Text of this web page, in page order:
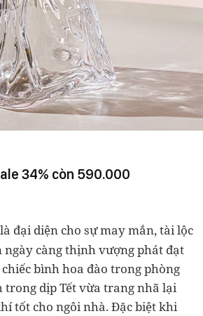
34% còn 590.000
đại diện cho sự may mắn, tài lộc
ngày càng thịnh vượng phát đạt
bình hoa đào trong phòng
trong dịp Tết vừa trang nhã lại
tốt cho ngôi nhà. Đặc biệt khi